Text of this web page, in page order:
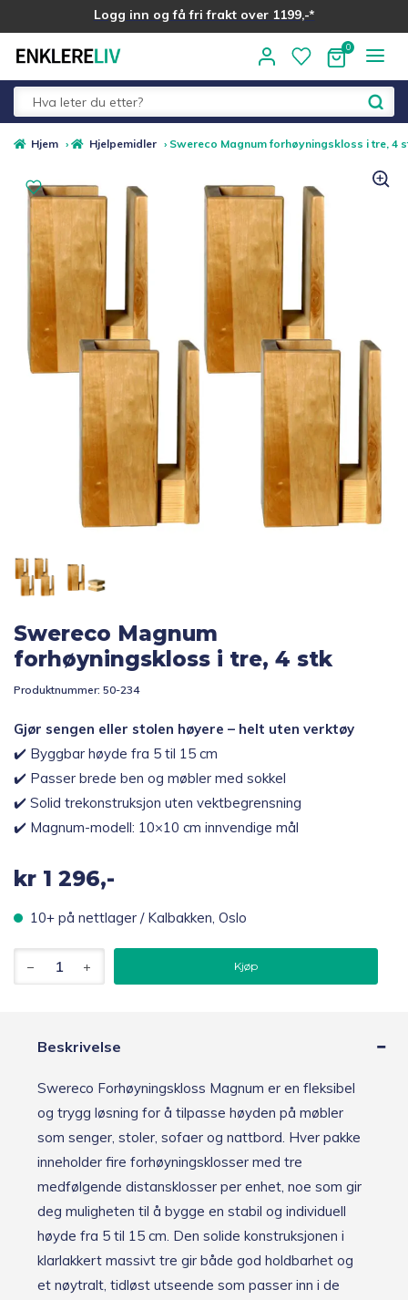
Logg inn og få fri frakt over 1199,-*
Alle kategorier
Fold
Medlemstilbud
Nyheter
Best i test
Inspirasjon
Fold
ut
Gavetips
Hjem › Hjelpemidler › Swereco Magnum forhøyningskloss i tre, 4
Swereco Magnum
forhøyningskloss i tre, 4 stk
Produktnummer: 50-234
Gjør sengen eller stolen høyere – helt uten verktøy
✔️ Byggbar høyde fra 5 til 15 cm
✔️ Passer brede ben og møbler med sokkel
✔️ Solid trekonstruksjon uten vektbegrensning
✔️ Magnum-modell: 10×10 cm innvendige mål
kr 1 296,-
10+ på nettlager / Kalbakken, Oslo
Magnum
forhøyningskloss
Kjøp
Beskrivelse
Swereco Forhøyningskloss Magnum er en fleksibel
og trygg løsning for å tilpasse høyden på møbler
som senger, stoler, sofaer og nattbord. Hver pakke
inneholder fire forhøyningsklosser med tre
medfølgende distansklosser per enhet, noe som gir
deg muligheten til å bygge en stabil og individuell
høyde fra 5 til 15 cm. Den solide konstruksjonen i
klarlakkert massivt tre gir både god holdbarhet og
et nøytralt, tidløst utseende som passer inn i de